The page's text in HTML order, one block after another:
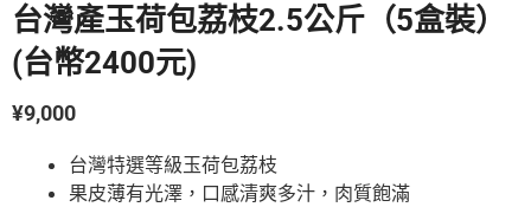
台灣產玉荷包荔枝2.5公斤（5盒裝）
(台幣2400元)
¥9,000
台灣特選等級玉荷包荔枝
果皮薄有光澤，口感清爽多汁，肉質飽滿